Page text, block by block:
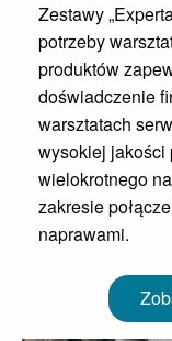
Zestawy
potrzeby
produktów
doświadczenie
warsztatach
wysokiej jakości
wielokrotnego
zakresie
naprawami.